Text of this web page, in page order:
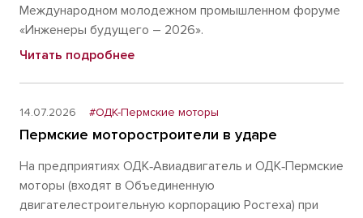
Международном молодежном промышленном форуме
«Инженеры будущего – 2026».
Читать подробнее
14.07.2026 #ОДК-Пермские моторы
Пермские моторостроители в ударе
На предприятиях ОДК‑Авиадвигатель и ОДК‑Пермские
моторы (входят в Объединенную
двигателестроительную корпорацию Ростеха) при